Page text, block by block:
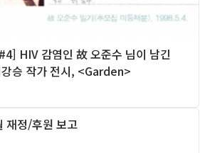
HIV 감염인 故 오준수 님이 남긴
승 작가 전시, <Garden>
재정/후원 보고